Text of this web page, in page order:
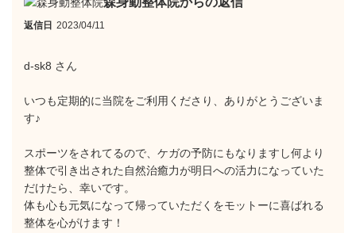
返信日 2023/04/11
d-sk8 さん
いつも定期的に当院をご利用くださり、ありがとうございま
す♪
スポーツをされてるので、ケガの予防にもなりますし何より
整体で引き出された自然治癒力が明日への活力になっていた
だけたら、幸いです。
体も心も元気になって帰っていただくをモットーに喜ばれる
整体を心がけます！